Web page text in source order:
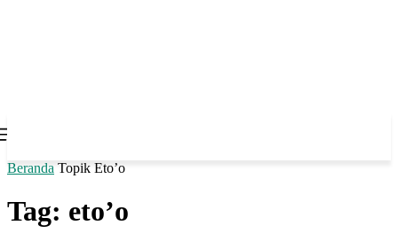
Beranda Topik Eto’o
Tag: eto’o